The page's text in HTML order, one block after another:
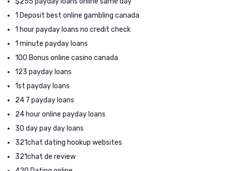
1 Deposit best online gambling canada
1 hour payday loans no credit check
1 minute payday loans
100 Bonus online casino canada
123 payday loans
1st payday loans
24 7 payday loans
24 hour online payday loans
30 day pay day loans
321chat dating hookup websites
321chat de review